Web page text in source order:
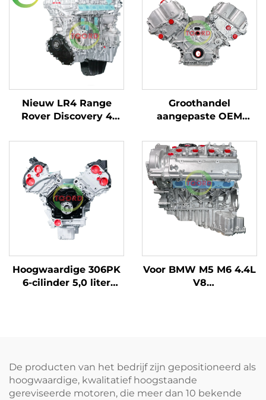
Nieuw LR4 Range
Rover Discovery 4
(L405) 3.0T 6 Cilinder
Diesel Motorcompleet
PT306 Automobiel
Product
Groothandel
aangepaste OEM
hoogwaardig 4.4L V8
motorcompleet voor
BMW M5 M6
rechtstreeks uit
fabriek
Hoogwaardige 306PK
6-cilinder 5,0 liter
Voor BMW M5 M6 4.4L
V8
De producten van het bedrijf zijn gepositioneerd als
hoogwaardige, kwalitatief hoogstaande
gereviseerde motoren, die meer dan 10 bekende